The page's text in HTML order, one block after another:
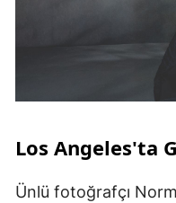
Los Angeles'ta
Ünlü fotoğrafçı